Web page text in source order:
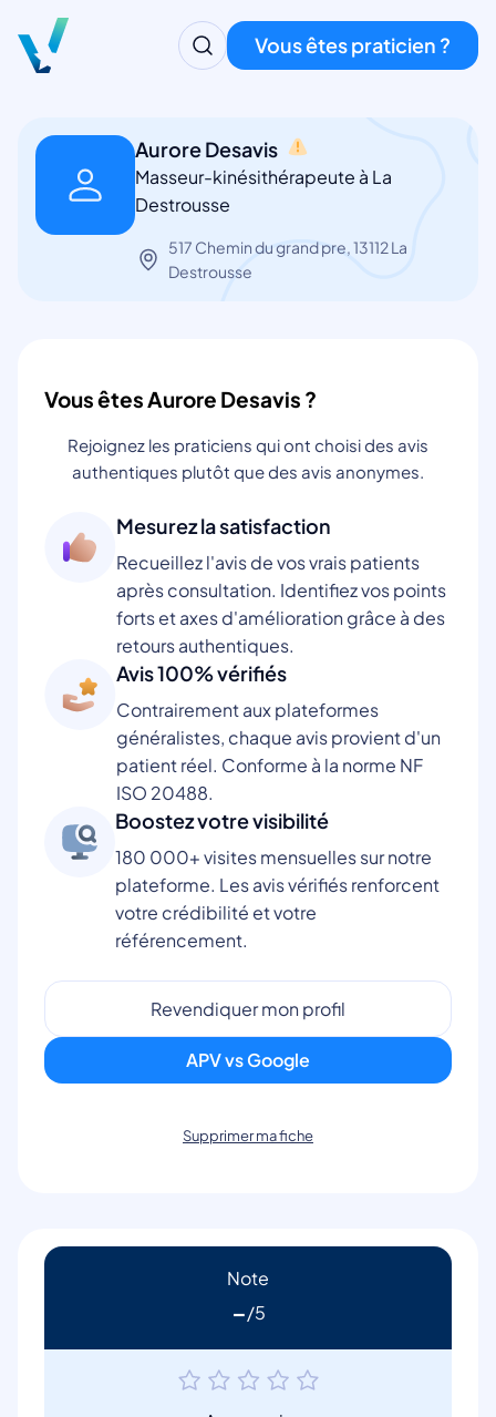
Vous êtes praticien ?
Aurore Desavis
Masseur-kinésithérapeute à La
Destrousse
517 Chemin du grand pre, 13112 La
Destrousse
Vous êtes Aurore Desavis ?
Rejoignez les praticiens qui ont choisi des avis
authentiques plutôt que des avis anonymes.
Mesurez la satisfaction
Recueillez l'avis de vos vrais patients
après consultation. Identifiez vos points
forts et axes d'amélioration grâce à des
retours authentiques.
Avis 100% vérifiés
Contrairement aux plateformes
généralistes, chaque avis provient d'un
patient réel. Conforme à la norme NF
ISO 20488.
Boostez votre visibilité
180 000+ visites mensuelles sur notre
plateforme. Les avis vérifiés renforcent
votre crédibilité et votre
référencement.
Revendiquer mon profil
APV vs Google
Supprimer ma fiche
Note
-